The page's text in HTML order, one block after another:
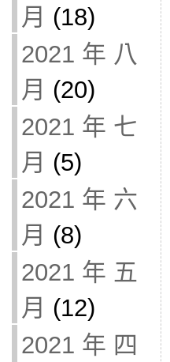
月 (18)
2021 年 八
月 (20)
2021 年 七
月 (5)
2021 年 六
月 (8)
2021 年 五
月 (12)
2021 年 四